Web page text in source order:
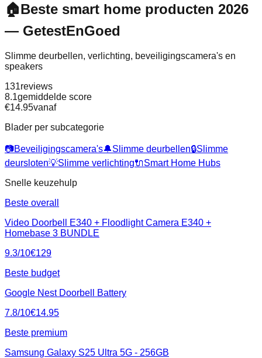
🏠Beste smart home producten 2026
— GetestEnGoed
Slimme deurbellen, verlichting, beveiligingscamera's en
speakers
131reviews
8.1gemiddelde score
€14.95vanaf
Blader per subcategorie
📷Beveiligingscamera's🔔Slimme deurbellen🔒Slimme
deursloten💡Slimme verlichting🔌Smart Home Hubs
Snelle keuzehulp
Beste overall
Video Doorbell E340 + Floodlight Camera E340 +
Homebase 3 BUNDLE
9.3/10€129
Beste budget
Google Nest Doorbell Battery
7.8/10€14.95
Beste premium
Samsung Galaxy S25 Ultra 5G - 256GB